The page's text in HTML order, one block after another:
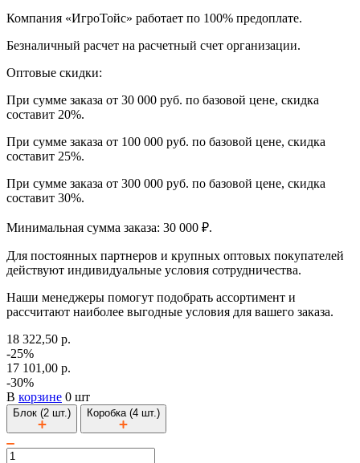
Компания «ИгроТойс» работает по 100% предоплате.
Безналичный расчет на расчетный счет организации.
Оптовые скидки:
При сумме заказа от 30 000 руб. по базовой цене, скидка
составит 20%.
При сумме заказа от 100 000 руб. по базовой цене, скидка
составит 25%.
При сумме заказа от 300 000 руб. по базовой цене, скидка
составит 30%.
Минимальная сумма заказа: 30 000 ₽.
Для постоянных партнеров и крупных оптовых покупателей
действуют индивидуальные условия сотрудничества.
Наши менеджеры помогут подобрать ассортимент и
рассчитают наиболее выгодные условия для вашего заказа.
18 322,50 р.
-25%
17 101,00 р.
-30%
В корзине 0 шт
Блок (2 шт.) Коробка (4 шт.)